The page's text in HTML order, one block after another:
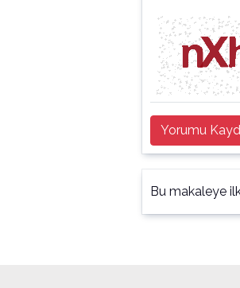
Yorumu
Bu makaleye